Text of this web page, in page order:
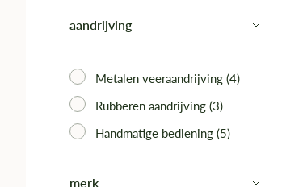
aandrijving
Metalen veeraandrijving (4)‎
Rubberen aandrijving (3)‎
Handmatige bediening (5)‎
merk